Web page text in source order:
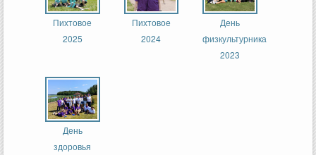
Пихтовое
2025
Пихтовое
2024
День
физкультурника
2023
День
здоровья